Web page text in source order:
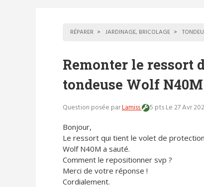
RÉPARER JARDINAGE, BRICOLAGE
Remonter le ressort
tondeuse Wolf N40M
Question posée parLamiss 5 ptsLe 27 Avr
Bonjour,
Le ressort qui tient le volet de
Wolf N40M a sauté.
Comment le repositionner svp ?
Merci de votre réponse !
Cordialement.